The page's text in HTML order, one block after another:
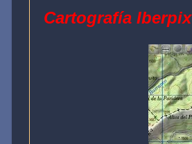
Cartografía Iberpix